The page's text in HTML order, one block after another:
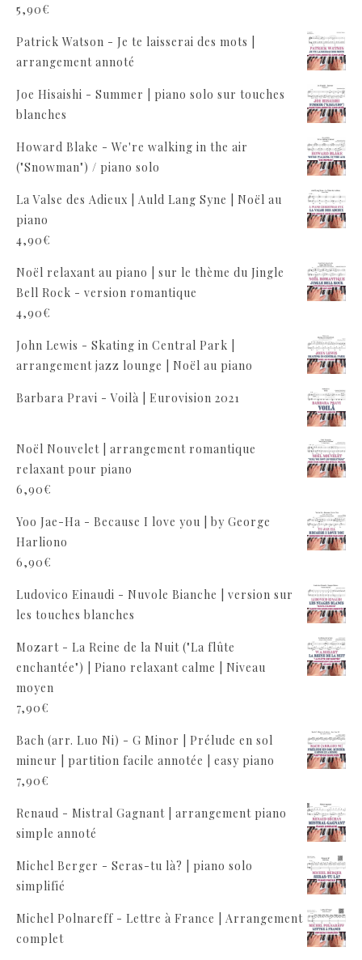
5,90€
Patrick Watson - Je te laisserai des mots |
arrangement annoté
Joe Hisaishi - Summer | piano solo sur touches
blanches
Howard Blake - We're walking in the air
("Snowman") / piano solo
La Valse des Adieux | Auld Lang Syne | Noël au
piano
4,90€
Noël relaxant au piano | sur le thème du Jingle
Bell Rock - version romantique
4,90€
John Lewis - Skating in Central Park |
arrangement jazz lounge | Noël au piano
Barbara Pravi - Voilà | Eurovision 2021
Noël Nouvelet | arrangement romantique
relaxant pour piano
6,90€
Yoo Jae-Ha - Because I love you | by George
Harliono
6,90€
Ludovico Einaudi - Nuvole Bianche | version sur
les touches blanches
Mozart - La Reine de la Nuit ("La flûte
enchantée") | Piano relaxant calme | Niveau
moyen
7,90€
Bach (arr. Luo Ni) - G Minor | Prélude en sol
mineur | partition facile annotée | easy piano
7,90€
Renaud - Mistral Gagnant | arrangement piano
simple annoté
Michel Berger - Seras-tu là? | piano solo
simplifié
Michel Polnareff - Lettre à France | Arrangement
complet